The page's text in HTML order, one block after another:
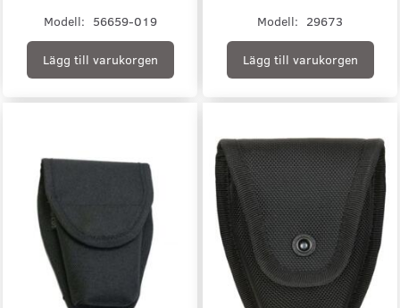
Modell: 56659-019
Lägg till varukorgen
Modell: 29673
Lägg till varukorgen